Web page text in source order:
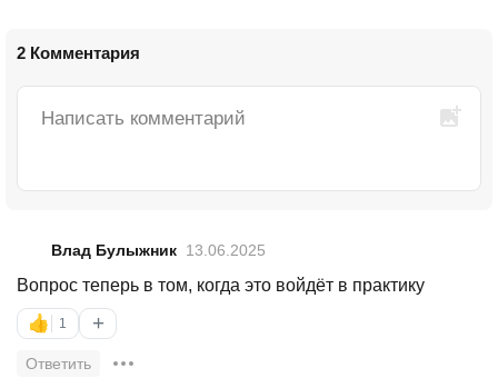
2 Комментария
Влад Булыжник 13.06.2025
Вопрос теперь в том, когда это войдёт в практику
👍 1 +
Ответить